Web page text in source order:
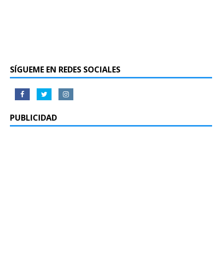
SÍGUEME EN REDES SOCIALES
PUBLICIDAD